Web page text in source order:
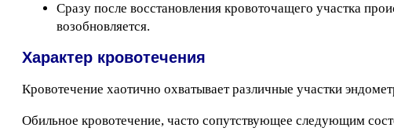
Сразу после восстановления кровоточащего участка
возобновляется.
Характер кровотечения
Кровотечение хаотично охватывает различные участки
Обильное кровотечение, часто сопутствующее следующим